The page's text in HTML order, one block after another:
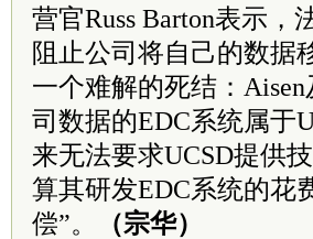
营官Russ Barton表示
阻止公司将自己的数据
一个难解的死结：
司数据的EDC系统属于
来无法要求UCSD提供
算其研发EDC系统的花
偿”。
（宗华）